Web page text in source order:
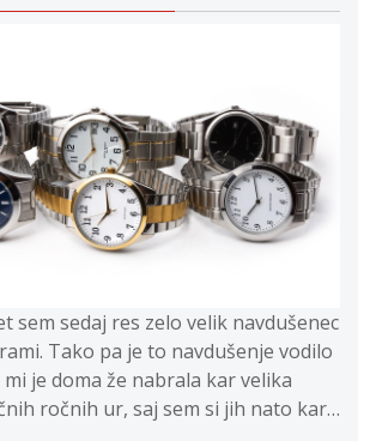
sem sedaj res zelo velik navdušenec
Tako pa je to navdušenje vodilo
je doma že nabrala kar velika
ročnih ur, saj sem si jih nato kar…